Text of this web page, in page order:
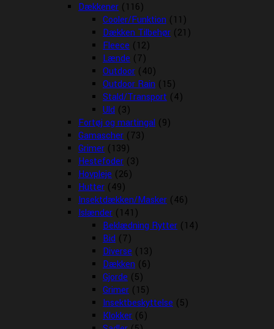
Dækkener (116)
Cooler/Funktion (11)
Dækken Tilbehør (21)
Fleece (12)
Lænde (7)
Outdoor (40)
Outdoor Rain (15)
Stald/Transport (4)
Uld (3)
Fortøj og martingal (9)
Gamascher (73)
Grimer (139)
Hestefoder (3)
Hovpleje (26)
Hutter (49)
Insektdækken/Masker (46)
Islænder (141)
Beklædning Rytter (14)
Bid (7)
Diverse (13)
Dækken (6)
Gjorde (5)
Grimer (15)
Insektbeskyttelse (5)
Klokker (6)